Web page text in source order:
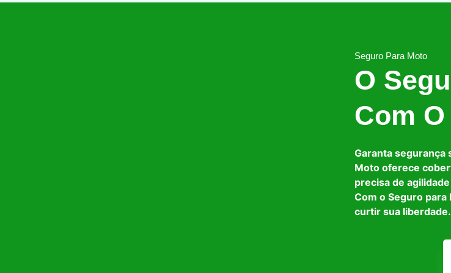
Seguro Para Moto
O
Com
Garanta segurança
Moto oferece
precisa de
Com o Seguro
curtir sua liberdade.